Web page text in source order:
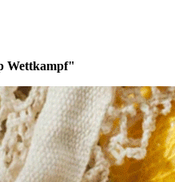
Wettkampf"